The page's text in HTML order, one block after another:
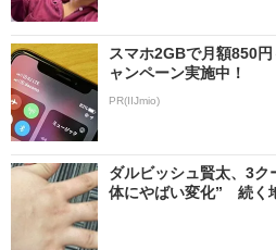
スマホ2GBで月額850
ャンペーン実施中！
PR(IIJmio)
ダルビッシュ賢太、3ク
体にやばい変化” 続く